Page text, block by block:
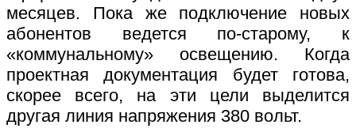
месяцев. Пока же подключение новых
абонентов ведется по-старому, к
«коммунальному» освещению. Когда
проектная документация будет готова,
скорее всего, на эти цели выделится
другая линия напряжения 380 вольт.